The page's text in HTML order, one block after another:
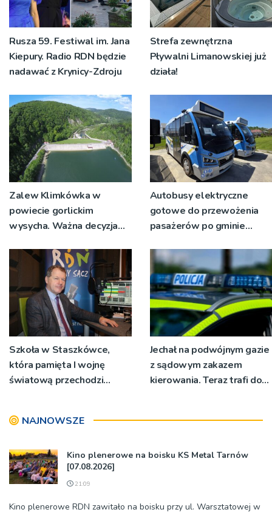
Rusza 59. Festiwal im. Jana
Kiepury. Radio RDN będzie
nadawać z Krynicy-Zdroju
Strefa zewnętrzna
Pływalni Limanowskiej już
działa!
Zalew Klimkówka w
powiecie gorlickim
wysycha. Ważna decyzja
Autobusy elektryczne
gotowe do przewożenia
pasażerów po gminie
Szkoła w Staszkówce,
która pamięta I wojnę
światową przechodzi
Jechał na podwójnym gazie
z sądowym zakazem
kierowania. Teraz trafi do
NAJNOWSZE
Kino plenerowe na boisku KS Metal Tarnów
[07.08.2026]
21:09
Kino plenerowe RDN zawitało na boisku przy ul. Warsztatowej w